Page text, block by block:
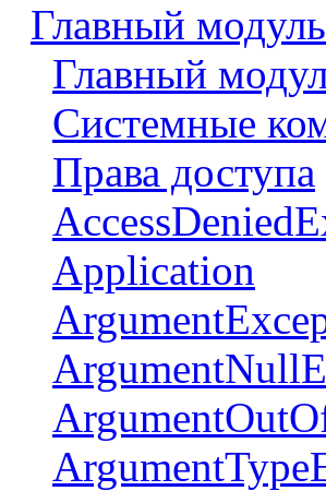
Главный модуль
Главный
Системные
Права доступа
Application